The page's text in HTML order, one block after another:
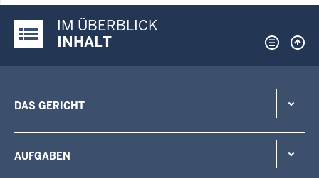
Justiz-Portal im Überblick:
IM ÜBERBLICK
INHALT
DAS GERICHT
AUFGABEN